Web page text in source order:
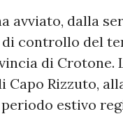
avviato, dalla
controllo del
di Crotone.
Capo Rizzuto,
estivo